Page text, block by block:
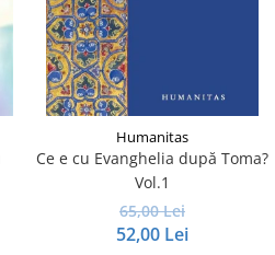
Humanitas
Ce e cu Evanghelia după Toma?
Vol.1
65,00 Lei
52,00 Lei